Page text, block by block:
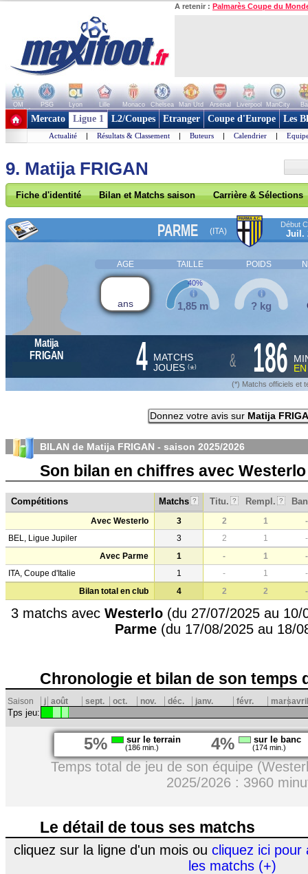
A retenir : Palmarès Coupe du
OM PSG Lyon Lille Monaco Chelsea Man Utd Arsenal Liverpool ManCity
+ de clubs
Mercato Ligue 1 L2/Coupes Etranger Coupe d'Europe Les
Actualité | Résultats & Classement | Buteurs | Calendrier |
9. Matija FRIGAN
Fiche d'identité Bilan et Matchs saison Carrière & Sélections
PARME (ITA)
Début
Juil.
AGE TAILLE POIDS
ans 1,85 m
40%
? kg
Matija
FRIGAN
4 MATCHS
JOUES (*) & 186
(*) Matchs officiels et
Donnez votre avis sur Matija
BILAN de Matija FRIGAN - saison 2025/2026
Son bilan en chiffres avec
Compétitions Matchs ? Titu. ? Rempl. ?
Avec Westerlo 3 2 1
-
BEL, Ligue Jupiler
3 2 1
-
Avec Parme
1 - 1
-
ITA, Coupe d'Italie
1 - 1
-
Bilan total en club
4 2 2 -
3 matchs avec Westerlo(du 27/07/2025 au 10/
Parme(du 17/08/2025 au 18/
Chronologie et bilan de son temps
Saison j août sept. oct. nov. déc. janv. févr. marsavril
Tps jeu:
5% sur le terrain
(186 min.) 4% sur le banc
(174 min.)
Temps total de jeu de son équipe
2025/2026 : 3960
Le détail de tous ses matchs
cliquez sur la ligne d'un mois ou cliquez ici pour
les matchs (+)